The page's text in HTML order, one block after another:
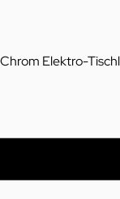
Elektro-